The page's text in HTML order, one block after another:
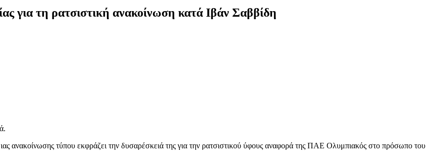
για τη ρατσιστική ανακοίνωση κατά Ιβάν Σαββίδη
τύπου εκφράζει την δυσαρέσκειά της για την ρατσιστικού ύφους αναφορά της ΠΑΕ Ολυμπιακός στο πρόσωπο του